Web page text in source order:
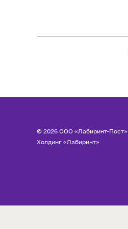
© 2026 ООО «Лабиринт-Пост»
Холдинг «Лабиринт»